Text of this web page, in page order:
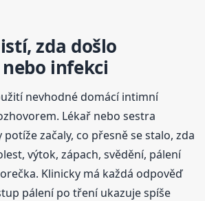
zda došlo
infekci
nevhodné domácí intimní
Lékař nebo sestra
začaly, co přesně se stalo, zda
výtok, zápach, svědění, pálení
Klinicky má každá odpověď
pálení po tření ukazuje spíše